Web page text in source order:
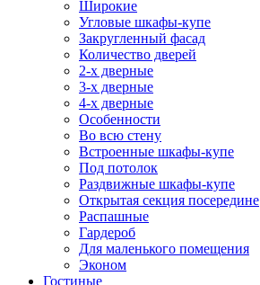
Широкие
Угловые шкафы-купе
Закругленный фасад
Количество дверей
2-х дверные
3-х дверные
4-х дверные
Особенности
Во всю стену
Встроенные шкафы-купе
Под потолок
Раздвижные шкафы-купе
Открытая секция посередине
Распашные
Гардероб
Для маленького помещения
Эконом
Гостиные